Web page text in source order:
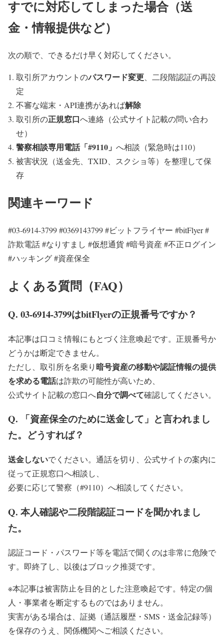
すでに対応してしまった場合（送
金・情報提供など）
次の順で、できるだけ早く対応してください。
取引所アカウントのパスワード変更、二段階認証の再設
定
不審な端末・API連携があれば解除
取引所の正規窓口へ連絡（公式サイト記載の問い合わ
せ）
警察相談専用電話「#9110」 へ相談（緊急時は110）
被害状況（送金先、TXID、スクショ等）を整理して保
存
関連キーワード
#03-6914-3799 #0369143799 #ビットフライヤー #bitFlyer #
詐欺電話 #なりすまし #仮想通貨 #暗号資産 #不正ログイン
#ハッキング #資産保全
よくある質問（FAQ）
Q. 03-6914-3799はbitFlyerの正規番号ですか？
本記事は口コミ情報にもとづく注意喚起です。正規番号か
どうかは断定できません。
ただし、取引所を名乗り暗号資産の移動や認証情報の提供
を求める電話は詐欺の可能性が高いため、
公式サイト記載の窓口へ自分で調べて確認してください。
Q. 「資産保全のために送金して」と言われまし
た。どうすれば？
送金しないでください。通話を切り、公式サイトの案内に
従って正規窓口へ相談し、
必要に応じて警察（#9110）へ相談してください。
Q. 本人確認や二段階認証コードを聞かれまし
た。
認証コード・パスワード等を電話で聞くのは非常に危険で
す。即終了し、以後はブロック推奨です。
※本記事は被害防止を目的とした注意喚起です。特定の個
人・事業者を断定するものではありません。
実害がある場合は、証拠（通話履歴・SMS・送金記録等）
を保存のうえ、関係機関へご相談ください。